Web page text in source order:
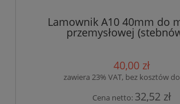
Lamownik A10 40mm do
przemysłowej
40,00 zł
zawiera 23% VAT, bez kosztów
Cena netto: 32,52 zł